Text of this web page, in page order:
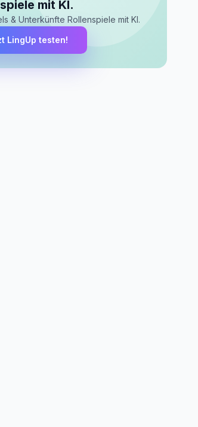
mit KI.
& Unterkünfte Rollenspiele mit KI.
LingUp testen!